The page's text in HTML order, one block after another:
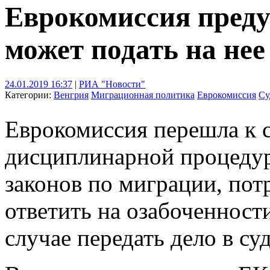
Еврокомиссия
может подать на
24.01.2019 16:37 | РИА "Новости"
Категории: Венгрия Миграционная политика Еврокомиссия
Еврокомиссия перешла к
дисциплинарной
законов по миграции,
ответить на
случае передать дело в